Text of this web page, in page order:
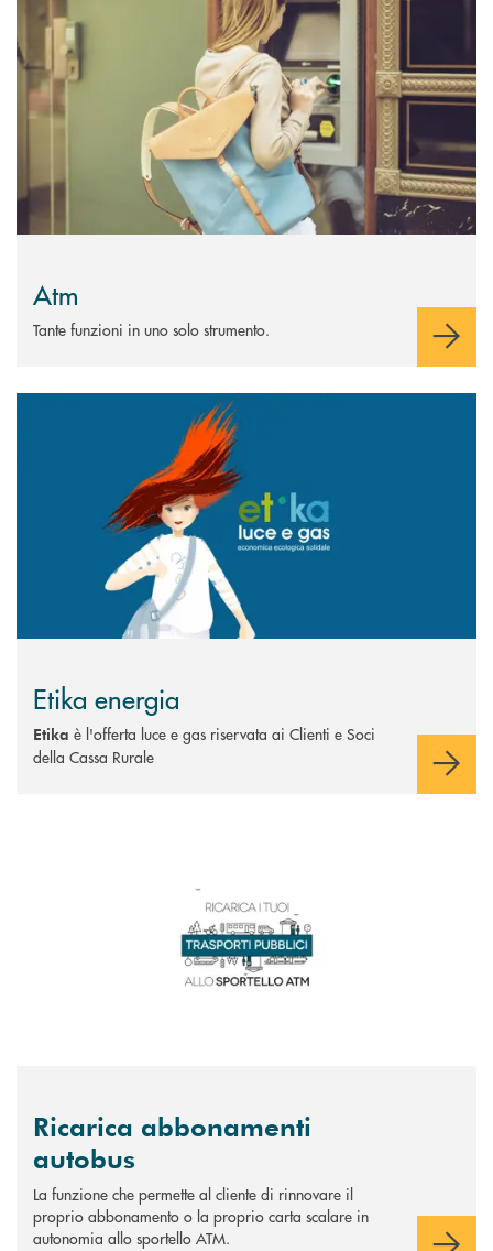
Atm
Tante funzioni in uno solo strumento.
Etika energia
Etika è l'offerta luce e gas riservata ai Clienti e Soci
della Cassa Rurale
Ricarica abbonamenti
autobus
La funzione che permette al cliente di rinnovare il
proprio abbonamento o la proprio carta scalare in
autonomia allo sportello ATM.